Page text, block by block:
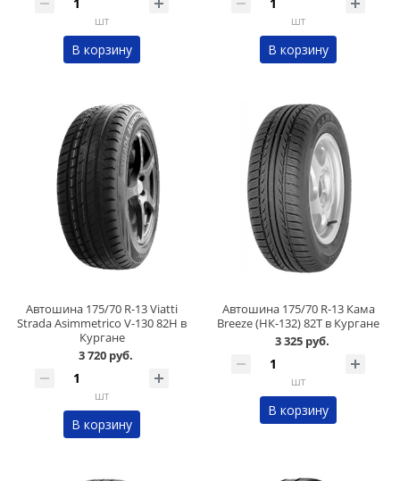
шт
В корзину
шт
В корзину
Автошина 175/70 R-13 Viatti
Strada Asimmetrico V-130 82H в
Кургане
3 720 руб.
шт
В корзину
Автошина 175/70 R-13 Кама
Breeze (НК-132) 82T в Кургане
3 325 руб.
шт
В корзину